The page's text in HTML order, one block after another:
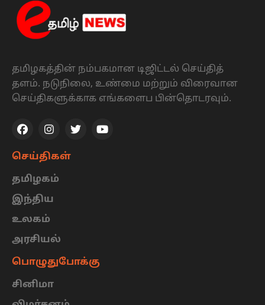
தமிழகத்தின் நம்பகமான டிஜிட்டல் செய்தித்
தளம். நடுநிலை, உண்மை மற்றும் விரைவான
செய்திகளுக்காக எங்களைப பின்தொடரவும்.
செய்திகள்
தமிழகம்
இந்திய
உலகம்
அரசியல்
பொழுதுபோக்கு
சினிமா